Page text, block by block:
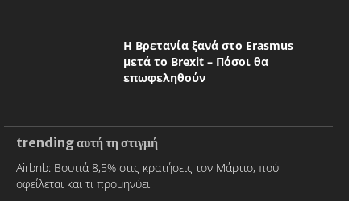
Η Βρετανία ξανά στο Erasmus
μετά το Brexit – Πόσοι θα
επωφεληθούν
trending αυτή τη στιγμή
Airbnb: Βουτιά 8,5% στις κρατήσεις τον Μάρτιο, πού
οφείλεται και τι προμηνύει